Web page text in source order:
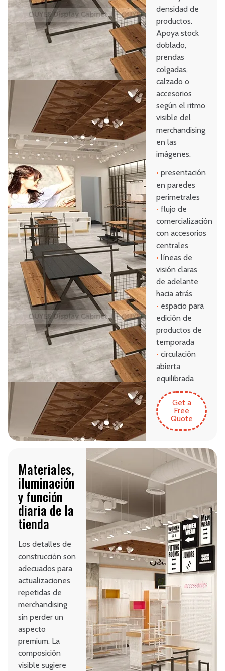
densidad de
productos.
Apoya stock
doblado,
prendas
colgadas,
calzado o
accesorios
según el ritmo
visible del
merchandising
en las
imágenes.
• presentación
en paredes
perimetrales
• flujo de
comercialización
con accesorios
centrales
• líneas de
visión claras
de adelante
hacia atrás
• espacio para
edición de
productos de
temporada
• circulación
abierta
equilibrada
Get a
Free
Quote
Materiales,
iluminación
y función
diaria de la
tienda
Los detalles de
construcción son
adecuados para
actualizaciones
repetidas de
merchandising
sin perder un
aspecto
premium. La
composición
visible sugiere